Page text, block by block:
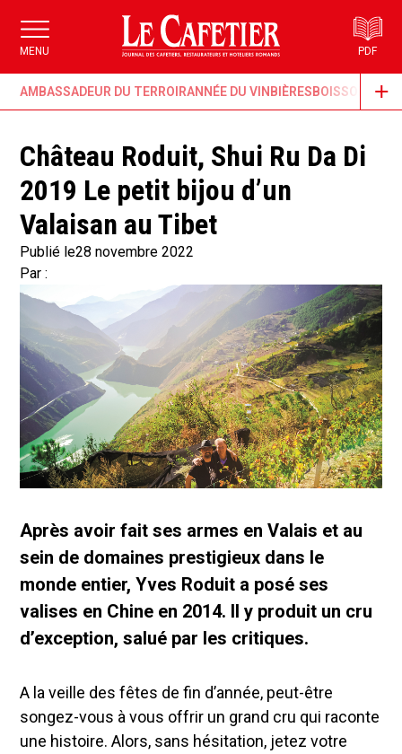
MENU PDF
AMBASSADEUR DU TERROIRANNÉE DU VINBIÈRESBOISSONS &
Château Roduit, Shui Ru Da Di
2019 Le petit bijou d’un
Valaisan au Tibet
Publié le28 novembre 2022
Par :
Après avoir fait ses armes en Valais et au
sein de domaines prestigieux dans le
monde entier, Yves Roduit a posé ses
valises en Chine en 2014. Il y produit un cru
d’exception, salué par les critiques.
A la veille des fêtes de fin d’année, peut-être
songez-vous à vous offrir un grand cru qui raconte
une histoire. Alors, sans hésitation, jetez votre